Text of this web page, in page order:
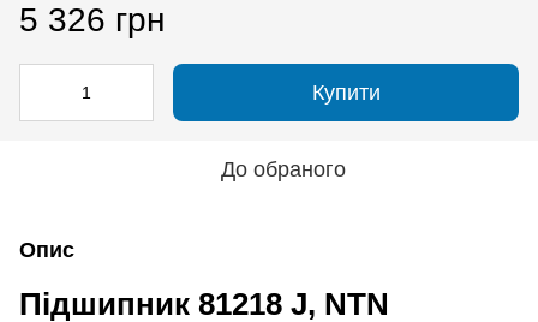
5 326 грн
Купити
До обраного
Опис
Підшипник 81218 J, NTN